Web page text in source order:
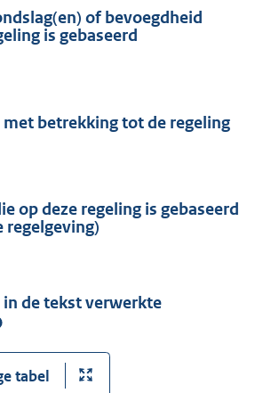
of bevoegdheid
is gebaseerd
betrekking tot de regeling
op deze regeling is gebaseerd
regelgeving)
in de tekst verwerkte
tabel